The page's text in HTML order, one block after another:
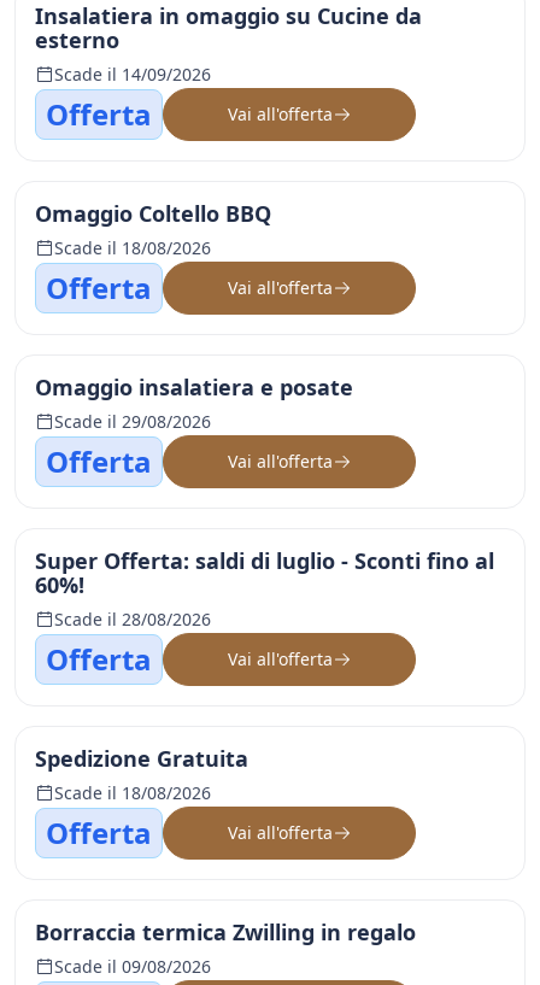
Insalatiera in omaggio su Cucine da
esterno
Scade il 14/09/2026
Offerta Vai all'offerta
Omaggio Coltello BBQ
Scade il 18/08/2026
Offerta Vai all'offerta
Omaggio insalatiera e posate
Scade il 29/08/2026
Offerta Vai all'offerta
Super Offerta: saldi di luglio - Sconti fino al
60%!
Scade il 28/08/2026
Offerta Vai all'offerta
Spedizione Gratuita
Scade il 18/08/2026
Offerta Vai all'offerta
Borraccia termica Zwilling in regalo
Scade il 09/08/2026